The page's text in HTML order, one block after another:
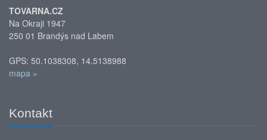
TOVARNA.CZ
Na Okraji 1947
250 01 Brandýs nad Labem
GPS: 50.1038308, 14.5138988
mapa »
Kontakt